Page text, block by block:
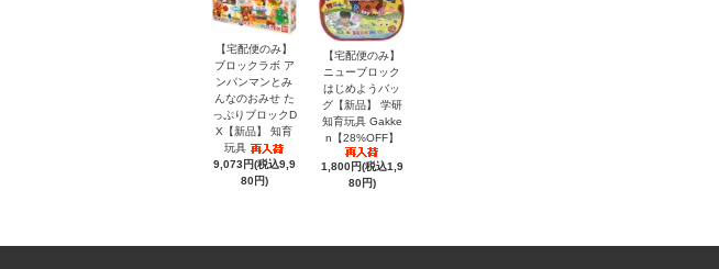
【宅配便のみ】
ブロックラボ ア
ンパンマンとみ
んなのおみせ た
っぷりブロックD
X【新品】 知育
玩具
9,073円(税込9,9
80円)
【宅配便のみ】
ニューブロック
はじめようバッ
グ【新品】 学研
知育玩具 Gakke
n【28%OFF】
1,800円(税込1,9
80円)